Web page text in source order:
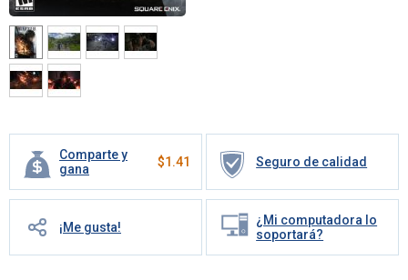
Comparte y
gana
$1.41 Seguro de calidad
¡Me gusta!
¿Mi computadora lo
soportará?